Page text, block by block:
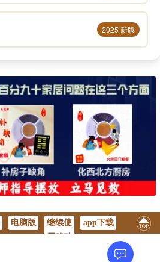
2025 新版
电脑版
继续使
app下载